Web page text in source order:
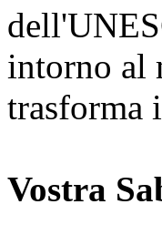
intorno al
trasforma
Vostra